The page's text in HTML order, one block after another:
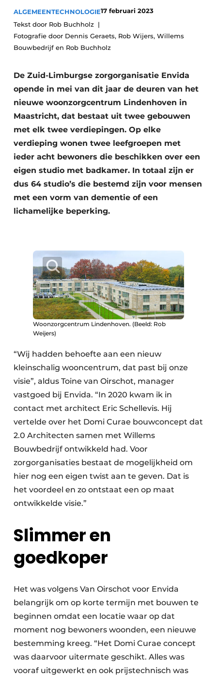
Privacy / Cookie statement
Vacature aanmelden
Vacatures
Video’s
Privéklinieken
Laboratoria
ALGEMEENTECHNOLOGIE17 februari 2023
Tekst door Rob Buchholz
Fotografie door Dennis Geraets, Rob Wijers, Willems
Bouwbedrijf en Rob Buchholz
De Zuid-Limburgse zorgorganisatie Envida
opende in mei van dit jaar de deuren van het
nieuwe woonzorgcentrum Lindenhoven in
Maastricht, dat bestaat uit twee gebouwen
met elk twee verdiepingen. Op elke
verdieping wonen twee leefgroepen met
ieder acht bewoners die beschikken over een
eigen studio met badkamer. In totaal zijn er
dus 64 studio’s die bestemd zijn voor mensen
met een vorm van dementie of een
lichamelijke beperking.
Woonzorgcentrum Lindenhoven. (Beeld: Rob
Weijers)
“Wij hadden behoefte aan een nieuw
kleinschalig wooncentrum, dat past bij onze
visie”, aldus Toine van Oirschot, manager
vastgoed bij Envida. “In 2020 kwam ik in
contact met architect Eric Schellevis. Hij
vertelde over het Domi Curae bouwconcept dat
2.0 Architecten samen met Willems
Bouwbedrijf ontwikkeld had. Voor
zorgorganisaties bestaat de mogelijkheid om
hier nog een eigen twist aan te geven. Dat is
het voordeel en zo ontstaat een op maat
ontwikkelde visie.”
Slimmer en
goedkoper
Het was volgens Van Oirschot voor Envida
belangrijk om op korte termijn met bouwen te
beginnen omdat een locatie waar op dat
moment nog bewoners woonden, een nieuwe
bestemming kreeg. “Het Domi Curae concept
was daarvoor uitermate geschikt. Alles was
vooraf uitgewerkt en ook prijstechnisch was